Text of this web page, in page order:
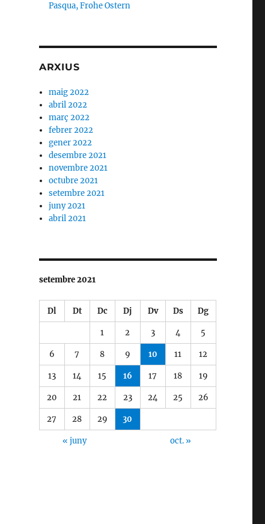
Pasqua, Frohe Ostern
ARXIUS
maig 2022
abril 2022
març 2022
febrer 2022
gener 2022
desembre 2021
novembre 2021
octubre 2021
setembre 2021
juny 2021
abril 2021
setembre 2021
Dl Dt Dc Dj Dv Ds Dg
1 2 3 4 5
6 7 8 9 10 11 12
13 14 15 16 17 18 19
20 21 22 23 24 25 26
27 28 29 30
« juny oct. »